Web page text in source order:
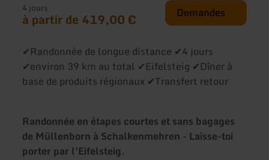
4 jours
à partir de 419,00 € Demandes
✔Randonnée de longue distance ✔4 jours
✔environ 39 km au total ✔Eifelsteig ✔Dîner à
base de produits régionaux ✔Transfert retour
Randonnée en étapes courtes et sans bagages
de Müllenborn à Schalkenmehren - Laisse-toi
porter par l'Eifelsteig.